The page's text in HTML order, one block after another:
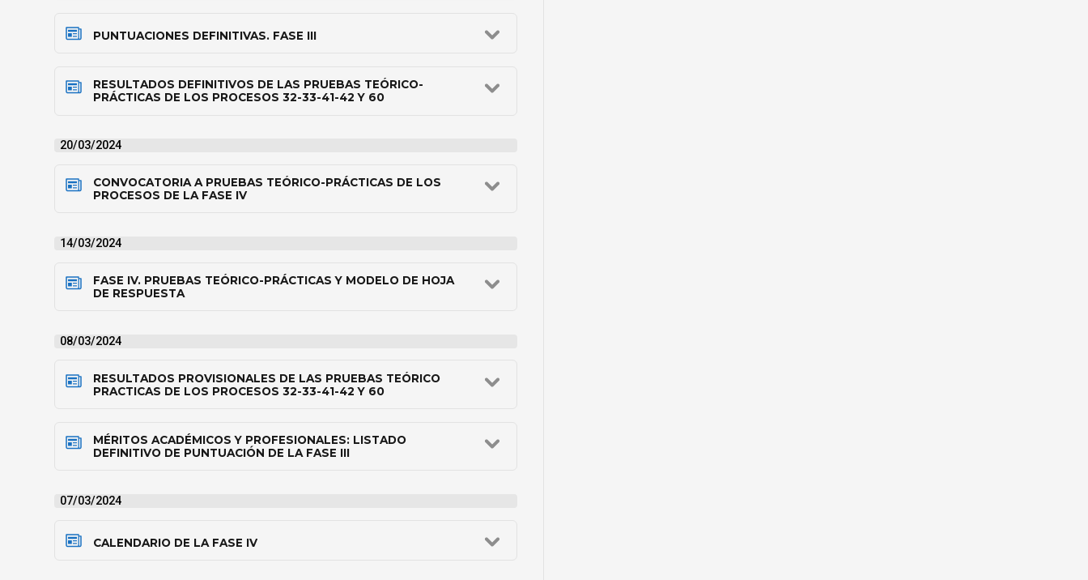
PUNTUACIONES DEFINITIVAS. FASE III
RESULTADOS DEFINITIVOS DE LAS PRUEBAS TEÓRICO-
PRÁCTICAS DE LOS PROCESOS 32-33-41-42 Y 60
20/03/2024
CONVOCATORIA A PRUEBAS TEÓRICO-PRÁCTICAS DE LOS
PROCESOS DE LA FASE IV
14/03/2024
FASE IV. PRUEBAS TEÓRICO-PRÁCTICAS Y MODELO DE HOJA
DE RESPUESTA
08/03/2024
RESULTADOS PROVISIONALES DE LAS PRUEBAS TEÓRICO
PRACTICAS DE LOS PROCESOS 32-33-41-42 Y 60
MÉRITOS ACADÉMICOS Y PROFESIONALES: LISTADO
DEFINITIVO DE PUNTUACIÓN DE LA FASE III
07/03/2024
CALENDARIO DE LA FASE IV